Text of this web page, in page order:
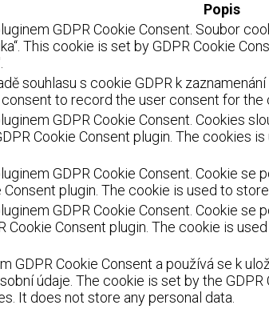
Popis
GDPR Cookie Consent. Soubor
This cookie is set by GDPR Cookie
souhlasu s cookie GDPR k
to record the user consent for the
GDPR Cookie Consent. Cookies
Cookie Consent plugin. The
GDPR Cookie Consent. Cookie se
plugin. The cookie is used to
GDPR Cookie Consent. Cookie
Cookie Consent plugin. The cookie is
GDPR Cookie Consent a používá se k
údaje. The cookie is set by the
It does not store any personal data.